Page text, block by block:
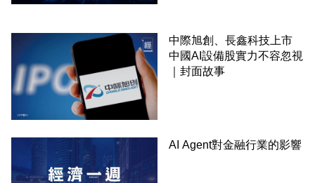
中際旭創、長鑫科技上市
中國AI設備股實力不容忽視
｜封面故事
AI Agent對金融行業的影響